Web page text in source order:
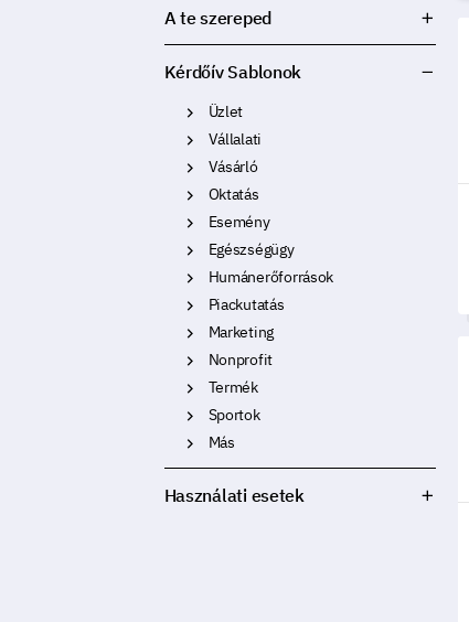
A te szereped
Kérdőív Sablonok
Üzlet
Vállalati
Vásárló
Oktatás
Esemény
Egészségügy
Humánerőforrások
Piackutatás
Marketing
Nonprofit
Termék
Sportok
Más
Használati esetek